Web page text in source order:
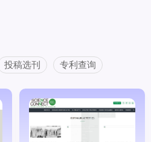
投稿选刊 专利查询